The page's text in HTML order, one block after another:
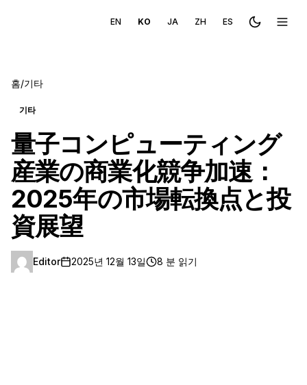
EN KO JA ZH ES Toggle메뉴
홈/기타
기타
量子コンピューティング
産業の商業化競争加速：
2025年の市場転換点と投
資展望
Editor 2025년 12월 13일 8 분 읽기